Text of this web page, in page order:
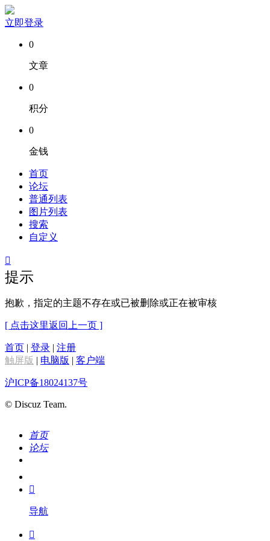
立即登录
0
文章
0
积分
0
金钱
首页
论坛
普通列表
图片列表
搜索
自定义

提示
抱歉，指定的主题不存在或已被删除或正在被审核
[ 点击这里返回上一页 ]
首页 | 登录 | 注册
触屏版 | 电脑版 | 客户端
沪ICP备18024137号
© Discuz Team.
首页
论坛
我的

导航
